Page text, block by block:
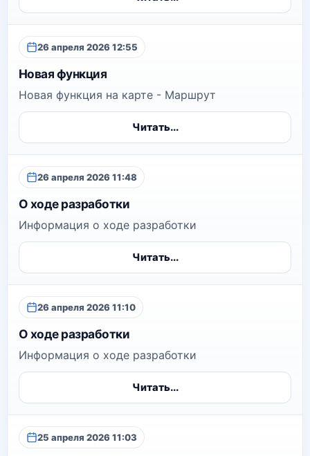
26 апреля 2026 12:55
Новая функция
Новая функция на карте - Маршрут
Читать...
26 апреля 2026 11:48
О ходе разработки
Информация о ходе разработки
Читать...
26 апреля 2026 11:10
О ходе разработки
Информация о ходе разработки
Читать...
25 апреля 2026 11:03